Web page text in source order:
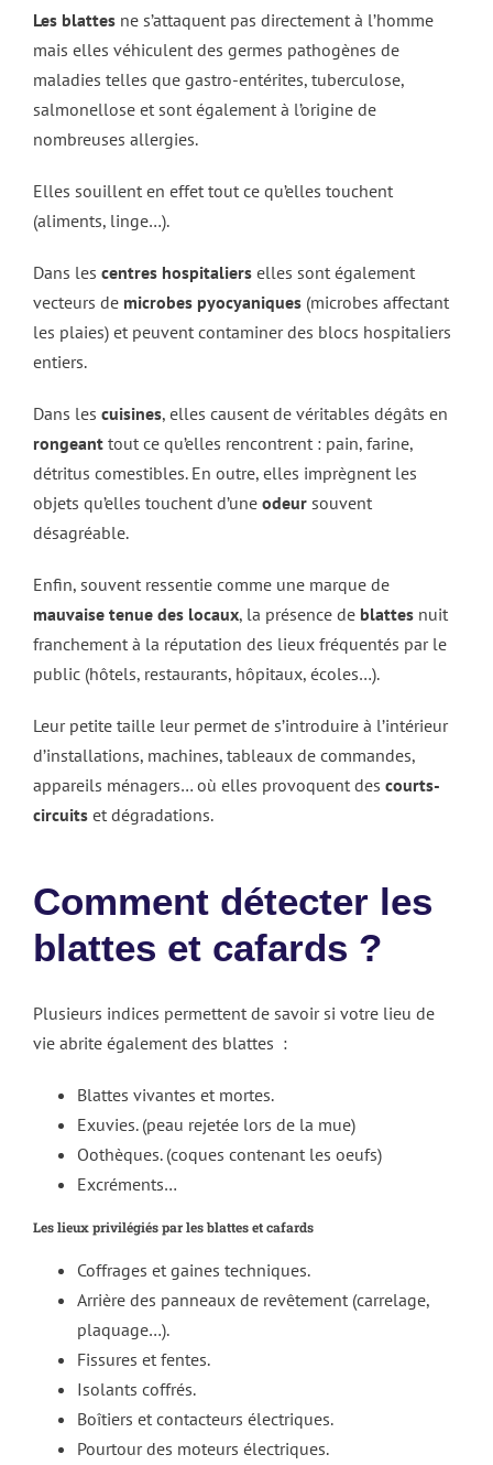
Les blattes ne s’attaquent pas directement à l’homme
mais elles véhiculent des germes pathogènes de
maladies telles que gastro-entérites, tuberculose,
salmonellose et sont également à l’origine de
nombreuses allergies.
Elles souillent en effet tout ce qu’elles touchent
(aliments, linge…).
Dans les centres hospitaliers elles sont également
vecteurs de microbes pyocyaniques (microbes affectant
les plaies) et peuvent contaminer des blocs hospitaliers
entiers.
Dans les cuisines, elles causent de véritables dégâts en
rongeant tout ce qu’elles rencontrent : pain, farine,
détritus comestibles. En outre, elles imprègnent les
objets qu’elles touchent d’une odeur souvent
désagréable.
Enfin, souvent ressentie comme une marque de
mauvaise tenue des locaux, la présence de blattes nuit
franchement à la réputation des lieux fréquentés par le
public (hôtels, restaurants, hôpitaux, écoles…).
Leur petite taille leur permet de s’introduire à l’intérieur
d’installations, machines, tableaux de commandes,
appareils ménagers… où elles provoquent des courts-
circuits et dégradations.
Comment détecter les
blattes et cafards ?
Plusieurs indices permettent de savoir si votre lieu de
vie abrite également des blattes :
Blattes vivantes et mortes.
Exuvies. (peau rejetée lors de la mue)
Oothèques. (coques contenant les oeufs)
Excréments…
Les lieux privilégiés par les blattes et cafards
Coffrages et gaines techniques.
Arrière des panneaux de revêtement (carrelage,
plaquage…).
Fissures et fentes.
Isolants coffrés.
Boîtiers et contacteurs électriques.
Pourtour des moteurs électriques.